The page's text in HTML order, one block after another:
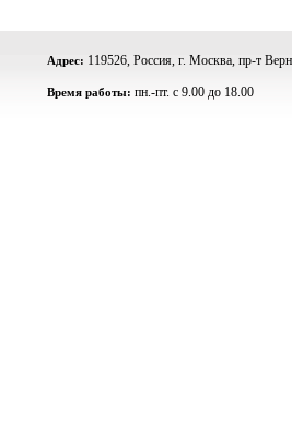
Адрес: 119526, Россия, г. Москва, пр-т
Время работы: пн.-пт. c 9.00 до 18.00